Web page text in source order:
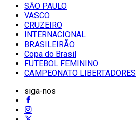
SĀO PAULO
VASCO
CRUZEIRO
INTERNACIONAL
BRASILEIRÃO
Copa do Brasil
FUTEBOL FEMININO
CAMPEONATO LIBERTADORES
siga-nos